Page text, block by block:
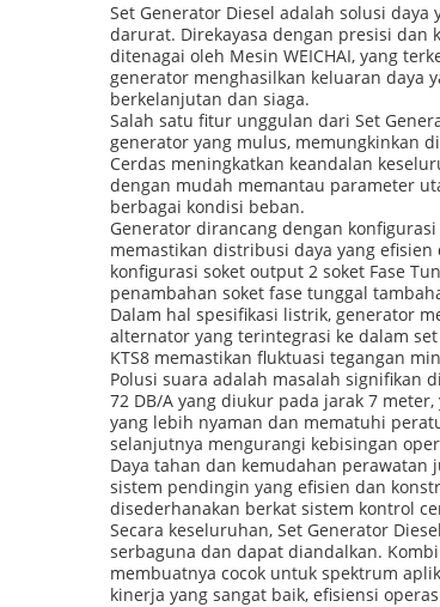
Set Generator Diesel adalah solusi
darurat. Direkayasa dengan presisi dan
ditenagai oleh Mesin WEICHAI, yang
generator menghasilkan keluaran daya
berkelanjutan dan siaga.
Salah satu fitur unggulan dari Set
generator yang mulus, memungkinkan
Cerdas meningkatkan keandalan
dengan mudah memantau parameter
berbagai kondisi beban.
Generator dirancang dengan
memastikan distribusi daya yang
konfigurasi soket output 2 soket Fase
penambahan soket fase tunggal
Dalam hal spesifikasi listrik, generator
alternator yang terintegrasi ke dalam
KTS8 memastikan fluktuasi tegangan
Polusi suara adalah masalah signifikan
72 DB/A yang diukur pada jarak 7
yang lebih nyaman dan mematuhi
selanjutnya mengurangi kebisingan
Daya tahan dan kemudahan
sistem pendingin yang efisien dan
disederhanakan berkat sistem kontrol
Secara keseluruhan, Set Generator
serbaguna dan dapat diandalkan.
membuatnya cocok untuk spektrum
kinerja yang sangat baik, efisiensi